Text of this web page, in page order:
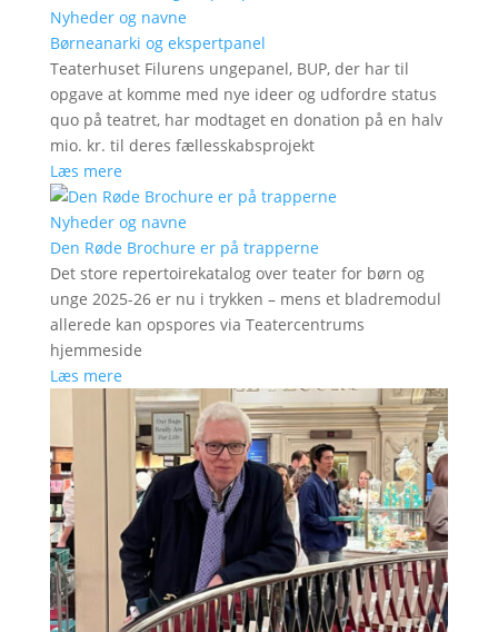
Nyheder og navne
Børneanarki og ekspertpanel
Teaterhuset Filurens ungepanel, BUP, der har til
opgave at komme med nye ideer og udfordre status
quo på teatret, har modtaget en donation på en halv
mio. kr. til deres fællesskabsprojekt
Læs mere
Nyheder og navne
Den Røde Brochure er på trapperne
Det store repertoirekatalog over teater for børn og
unge 2025-26 er nu i trykken – mens et bladremodul
allerede kan opspores via Teatercentrums
hjemmeside
Læs mere